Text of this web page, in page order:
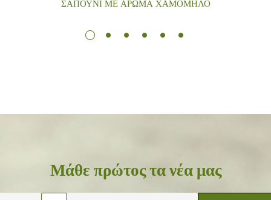
ΣΑΠΟΥΝΙ ΜΕ ΑΡΩΜΑ ΧΑΜΟΜΗΛΟ
Μάθε πρώτος τα νέα μας